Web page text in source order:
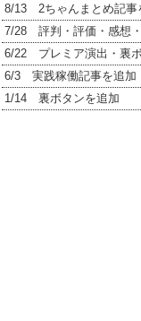
8/13 2ちゃんまとめ記事
7/28 評判・評価・感想
6/22 プレミア演出・裏
6/3 実践稼働記事を追加
1/14 裏ボタンを追加